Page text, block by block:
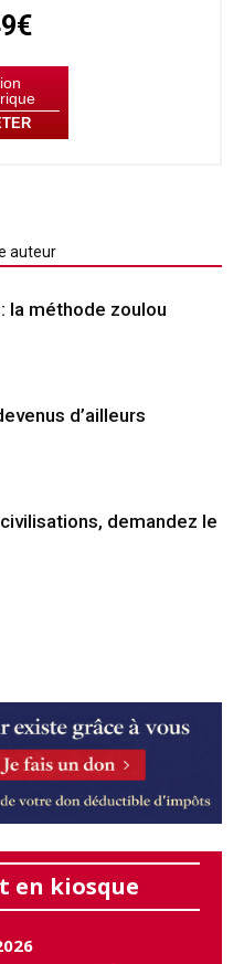
auteur
la méthode zoulou
d’ailleurs
demandez le
en kiosque